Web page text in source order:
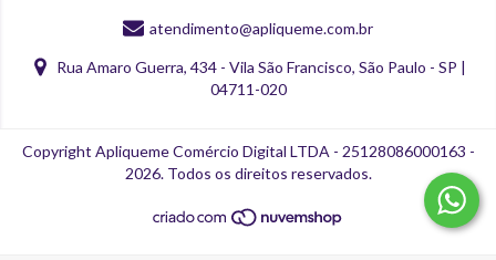
atendimento@apliqueme.com.br
Rua Amaro Guerra, 434 - Vila São Francisco, São Paulo - SP |
04711-020
Copyright Apliqueme Comércio Digital LTDA - 25128086000163 -
2026. Todos os direitos reservados.